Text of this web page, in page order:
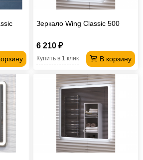
Зеркало Wing Classic 500
6 210 ₽
В корзину
Купить в 1 клик